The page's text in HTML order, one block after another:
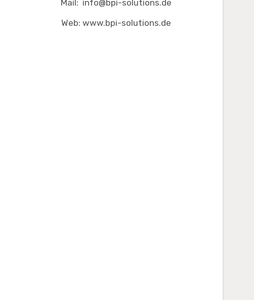
Mail: info@bpi-solutions.de
Web: www.bpi-solutions.de